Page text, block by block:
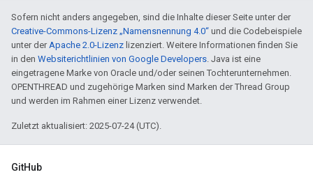
Sofern nicht anders angegeben, sind die Inhalte dieser Seite unter der
Creative-Commons-Lizenz „Namensnennung 4.0“ und die Codebeispiele
unter der Apache 2.0-Lizenz lizenziert. Weitere Informationen finden Sie
in den Websiterichtlinien von Google Developers . Java ist eine
eingetragene Marke von Oracle und/oder seinen Tochterunternehmen.
OPENTHREAD und zugehörige Marken sind Marken der Thread Group
und werden im Rahmen einer Lizenz verwendet.
Zuletzt aktualisiert: 2025-07-24 (UTC).
GitHub